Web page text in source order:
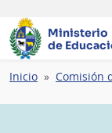
Ministerio
de
Ruta
navegación
Inicio Comisión